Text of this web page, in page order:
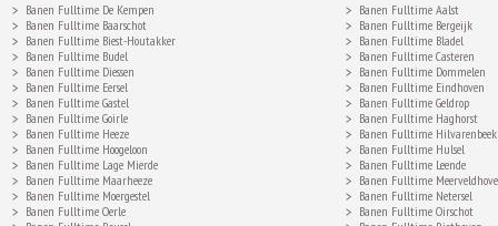
Banen Fulltime De Kempen
Banen Fulltime Aalst
Banen Fulltime Baarschot
Banen Fulltime Bergeijk
Banen Fulltime Biest-Houtakker
Banen Fulltime Bladel
Banen Fulltime Budel
Banen Fulltime Casteren
Banen Fulltime Diessen
Banen Fulltime Dommelen
Banen Fulltime Eersel
Banen Fulltime Eindhoven
Banen Fulltime Gastel
Banen Fulltime Geldrop
Banen Fulltime Goirle
Banen Fulltime Haghorst
Banen Fulltime Heeze
Banen Fulltime Hilvarenbeek
Banen Fulltime Hoogeloon
Banen Fulltime Hulsel
Banen Fulltime Lage Mierde
Banen Fulltime Leende
Banen Fulltime Maarheeze
Banen Fulltime
Banen Fulltime Moergestel
Banen Fulltime Netersel
Banen Fulltime Oerle
Banen Fulltime Oirschot